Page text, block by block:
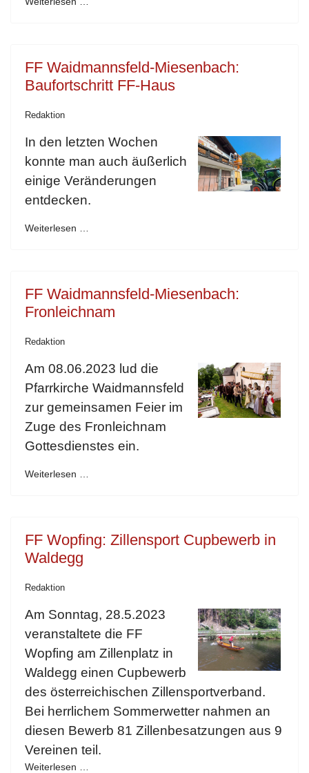
FF Waidmannsfeld-Miesenbach:
Baufortschritt FF-Haus
Redaktion
In den letzten Wochen
konnte man auch äußerlich
einige Veränderungen
entdecken.
Weiterlesen …
FF Waidmannsfeld-Miesenbach:
Fronleichnam
Redaktion
Am 08.06.2023 lud die
Pfarrkirche Waidmannsfeld
zur gemeinsamen Feier im
Zuge des Fronleichnam
Gottesdienstes ein.
Weiterlesen …
FF Wopfing: Zillensport Cupbewerb in
Waldegg
Redaktion
Am Sonntag, 28.5.2023
veranstaltete die FF
Wopfing am Zillenplatz in
Waldegg einen Cupbewerb
des österreichischen Zillensportverband.
Bei herrlichem Sommerwetter nahmen an
diesen Bewerb 81 Zillenbesatzungen aus 9
Vereinen teil.
Weiterlesen …